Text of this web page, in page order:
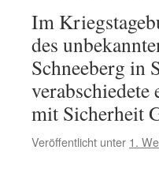
Im
des
Schneeberg in
mit Sicherheit
Veröffentlicht unter 1.